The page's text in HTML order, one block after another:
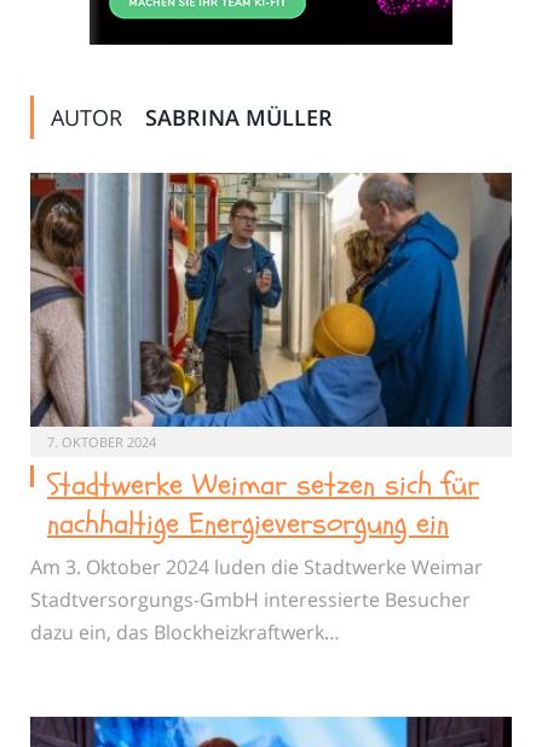
AUTOR SABRINA MÜLLER
7. OKTOBER 2024
Stadtwerke Weimar setzen sich für
nachhaltige Energieversorgung ein
Am 3. Oktober 2024 luden die Stadtwerke Weimar
Stadtversorgungs-GmbH interessierte Besucher
dazu ein, das Blockheizkraftwerk…